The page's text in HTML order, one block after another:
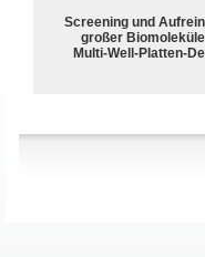
Screening und
großer
Multi-Well-Platten-